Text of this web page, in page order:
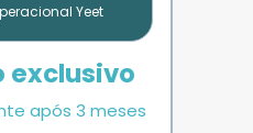
Yeet
exclusivo
após 3 meses